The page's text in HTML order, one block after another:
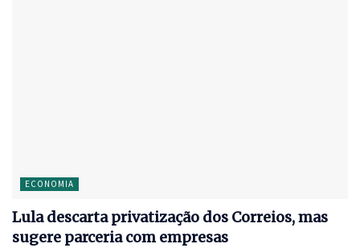
ECONOMIA
Lula descarta privatização dos Correios, mas
sugere parceria com empresas